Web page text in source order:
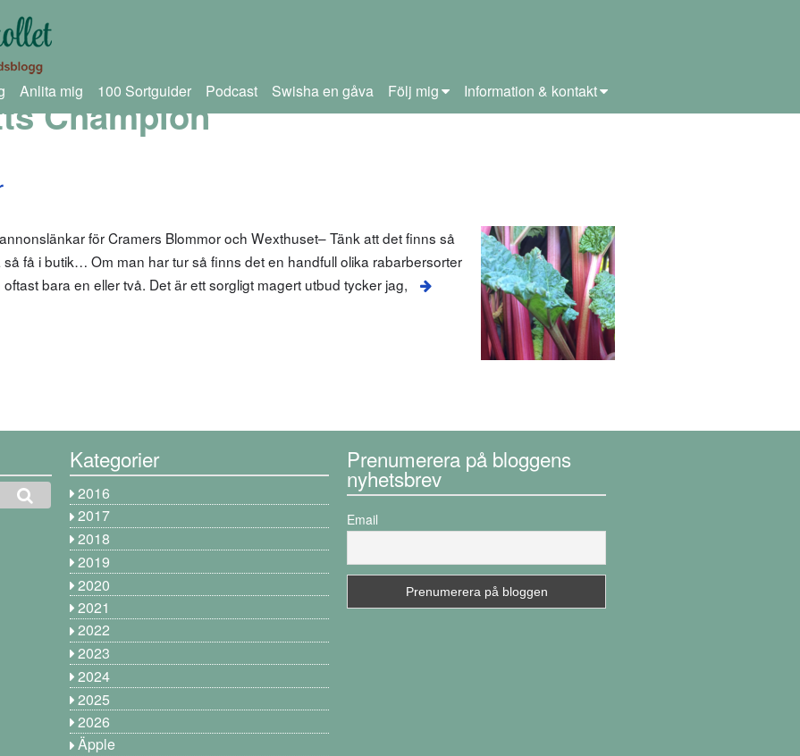
Anlita mig 100 Sortguider Podcast Swisha en gåva Följ mig Information & kontakt
Champion
för Cramers Blommor och Wexthuset– Tänk att det finns så
få i butik… Om man har tur så finns det en handfull olika rabarbersorter
bara en eller två. Det är ett sorgligt magert utbud tycker jag,
Kategorier
2016
2017
2018
2019
2020
2021
2022
2023
2024
2025
2026
Äpple
Prenumerera på bloggens
nyhetsbrev
Email